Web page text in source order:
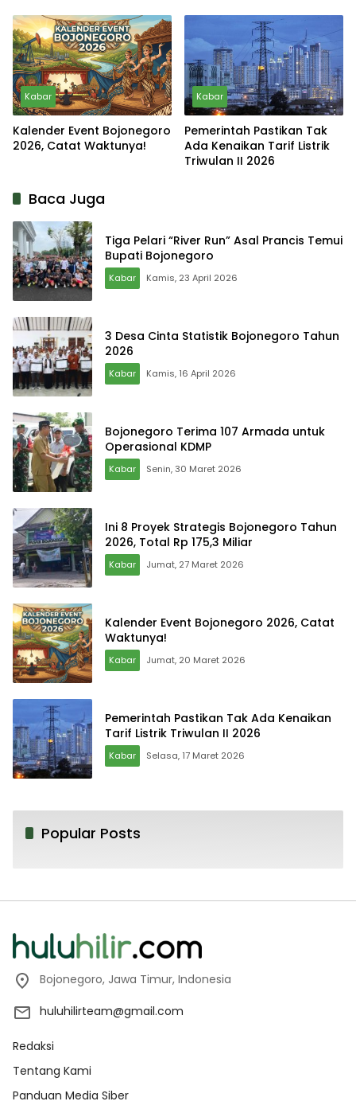
Kabar
Kalender Event Bojonegoro
2026, Catat Waktunya!
Kabar
Pemerintah Pastikan Tak
Ada Kenaikan Tarif Listrik
Triwulan II 2026
Baca Juga
Tiga Pelari “River Run” Asal Prancis Temui
Bupati Bojonegoro
Kabar Kamis, 23 April 2026
3 Desa Cinta Statistik Bojonegoro Tahun
2026
Kabar Kamis, 16 April 2026
Bojonegoro Terima 107 Armada untuk
Operasional KDMP
Kabar Senin, 30 Maret 2026
Ini 8 Proyek Strategis Bojonegoro Tahun
2026, Total Rp 175,3 Miliar
Kabar Jumat, 27 Maret 2026
Kalender Event Bojonegoro 2026, Catat
Waktunya!
Kabar Jumat, 20 Maret 2026
Pemerintah Pastikan Tak Ada Kenaikan
Tarif Listrik Triwulan II 2026
Kabar Selasa, 17 Maret 2026
Popular Posts
Bojonegoro, Jawa Timur, Indonesia
huluhilirteam@gmail.com
Redaksi
Tentang Kami
Panduan Media Siber